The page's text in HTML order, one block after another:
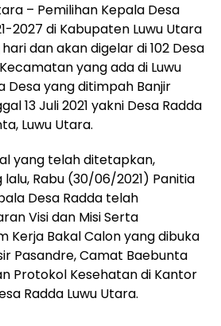
– Pemilihan Kepala Desa
2027 di Kabupaten Luwu Utara
dan akan digelar di 102 Desa
yang ada di Luwu
Desa yang ditimpah Banjir
13 Juli 2021 yakni Desa Radda
Luwu Utara.
yang telah ditetapkan,
Rabu (30/06/2021) Panitia
Desa Radda telah
Visi dan Misi Serta
Kerja Bakal Calon yang dibuka
Pasandre, Camat Baebunta
Protokol Kesehatan di Kantor
Radda Luwu Utara.